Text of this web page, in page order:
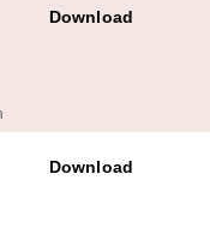
Download
Download